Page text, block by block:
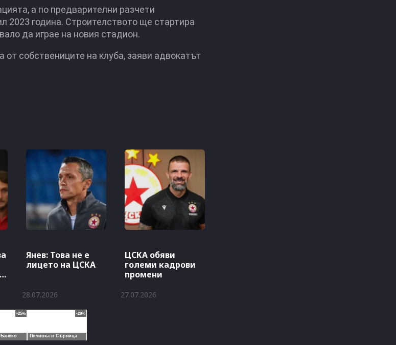
а по предварителни разчети
2023 година. Строителството ще стартира
да играе на новия стадион.
от собствениците на клуба, заяви адвокатът
Янев: Това не е
лицето на ЦСКА
28.07.2026
ЦСКА обяви
големи кадрови
промени
27.07.2026